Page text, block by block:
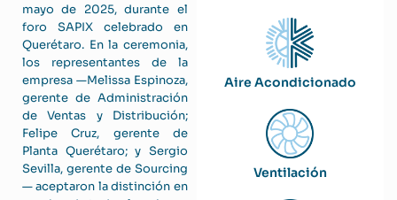
mayo de 2025, durante el
foro SAPIX celebrado en
Querétaro. En la ceremonia,
los representantes de la
empresa —Melissa Espinoza,
gerente de Administración
de Ventas y Distribución;
Felipe Cruz, gerente de
Planta Querétaro; y Sergio
Sevilla, gerente de Sourcing
— aceptaron la distinción en
Aire Acondicionado
Ventilación